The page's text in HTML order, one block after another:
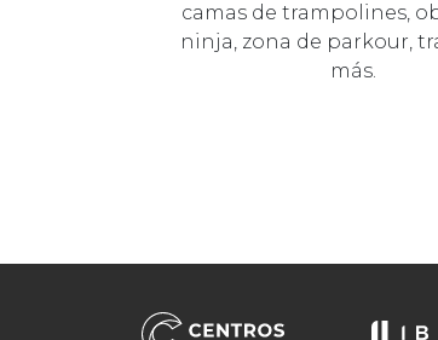
camas de trampolines,
ninja, zona de parkour,
más.